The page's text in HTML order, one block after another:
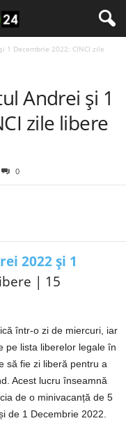
1 Decembrie 2022: CINCI zile
Andrei și 1
zile libere
0
2022 și 1
| 15
într-o zi de miercuri, iar
pe lista liberelor legale în
să fie zi liberă pentru a
Acest lucru înseamnă
de o minivacanță de 5
de 1 Decembrie 2022.